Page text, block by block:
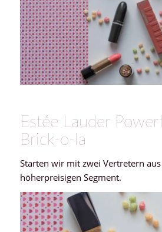
Estée Lauder
Brick-o-la
Starten wir mit zwei Vertretern
höherpreisigen Segment.